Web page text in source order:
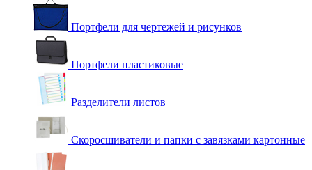
Портфели для чертежей и рисунков
Портфели пластиковые
Разделители листов
Скоросшиватели и папки с завязками картонные